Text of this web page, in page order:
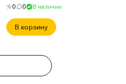
0 0 В наличии
В корзину